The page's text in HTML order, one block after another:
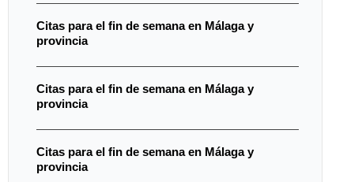
Citas para el fin de semana en Málaga y
provincia
Citas para el fin de semana en Málaga y
provincia
Citas para el fin de semana en Málaga y
provincia